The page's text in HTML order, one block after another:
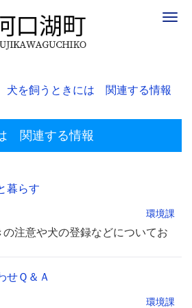
犬を飼うときには 関連する情報
関連する情報
暮らす
環境課
注意や犬の登録などについてお
せＱ＆Ａ
環境課